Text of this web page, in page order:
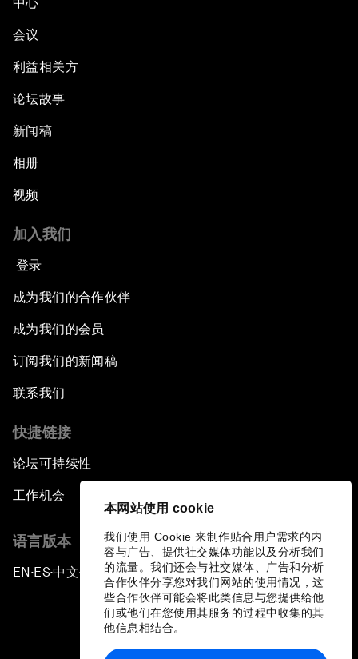
本网站使用 cookie
我们使用 Cookie 来制作贴合用户需求的内
容与广告、提供社交媒体功能以及分析我们
的流量。我们还会与社交媒体、广告和分析
合作伙伴分享您对我们网站的使用情况，这
些合作伙伴可能会将此类信息与您提供给他
们或他们在您使用其服务的过程中收集的其
他信息相结合。
中心
会议
利益相关方
论坛故事
新闻稿
相册
视频
加入我们
登录
成为我们的合作伙伴
成为我们的会员
订阅我们的新闻稿
联系我们
快捷链接
论坛可持续性
工作机会
语言版本
EN ▪ ES▪中文▪ 日本語